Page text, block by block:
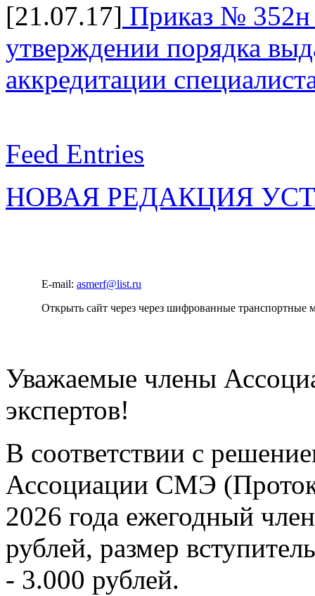
[21.07.17] Приказ № 352н
утверждении порядка
аккредитации
Feed Entries
НОВАЯ РЕДАКЦИЯ
E-mail: asmerf@list.ru
Открыть сайт через через шифрованные
Уважаемые члены
экспертов!
В соответствии с
Ассоциации СМЭ
2026 года ежегодный
рублей, размер
- 3.000 рублей.